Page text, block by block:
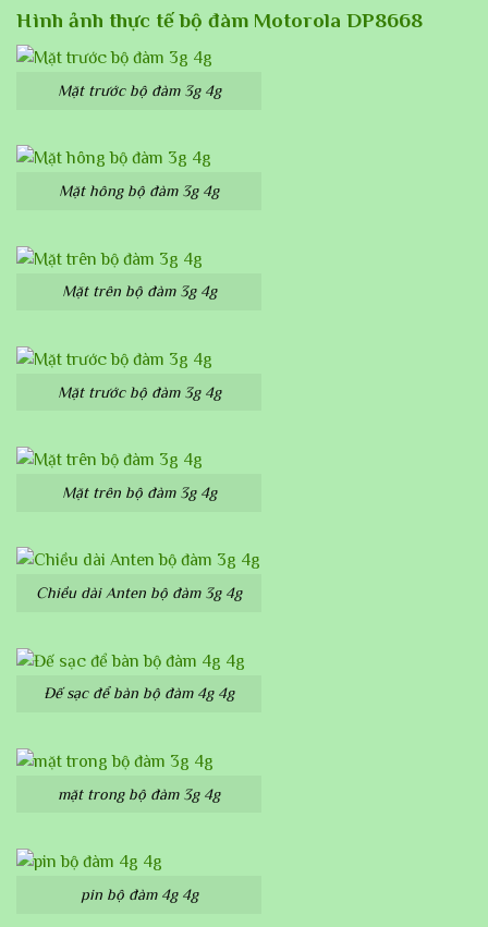
Hình ảnh thực tế bộ đàm Motorola DP8668
Mặt trước bộ đàm 3g 4g
Mặt hông bộ đàm 3g 4g
Mặt trên bộ đàm 3g 4g
Mặt trước bộ đàm 3g 4g
Mặt trên bộ đàm 3g 4g
Chiều dài Anten bộ đàm 3g 4g
Đế sạc để bàn bộ đàm 4g 4g
mặt trong bộ đàm 3g 4g
pin bộ đàm 4g 4g